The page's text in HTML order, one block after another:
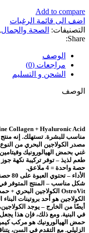
Add to compare
اضف الى قائمة الرغبات
التصنيفات: الصحة والجمال,
Share:
الوصف
مراجعات (0)
الشحن و التسليم
الوصف
مناسب للبشرة. تستهلك. إنه
مصدر الكولاجين البحري من النوع الأول – حصة
غني بحمض الهيالورونيك وفيتامين C – تحتوي الحصة الواحدة على 40 ملغ من هيالورونات الصوديوم و80 ملغ من حمض الأسكوربيك.
طعم لذيذ – توفر تركيبة نكهة
حصة واحدة = 4 ملاعق.
الأداء – تحتوي العبوة على 80 حصة من المكملات الغذائية.
شكل مناسب – المنتج المتوفر
OstroVit الكولاجين البحري + حمض الهيالورونيك – مصدر للمكونات النشطة القيمة
الكولاجين هو أحد بروتينات
في البنية. ومع ذلك، فإن هذا
حمض الهيالورونيك هو مركب